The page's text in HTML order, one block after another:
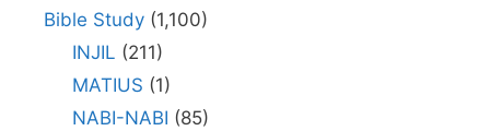
Bible Study (1,100)
INJIL (211)
MATIUS (1)
NABI-NABI (85)